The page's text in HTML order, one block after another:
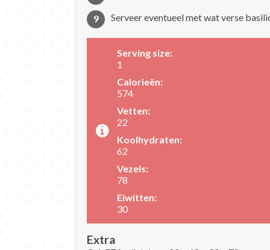
Serveer eventueel met wat verse
Serving size:
1
Calorieën:
574
Vetten:
22
Koolhydraten:
62
Vezels:
78
Eiwitten:
30
Extra